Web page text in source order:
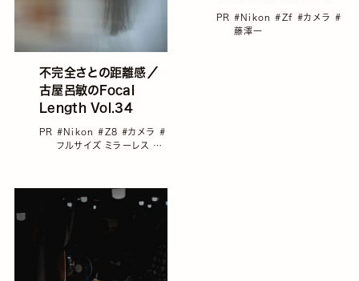
不完全さとの距離感／
古屋呂敏のFocal
Length Vol.34
PR #Nikon#Z8#カメラ#
フルサイズ ミラーレス #
ってみた7名のリアルボ
イス
PR #Nikon#Zf#カメラ#
藤澤一